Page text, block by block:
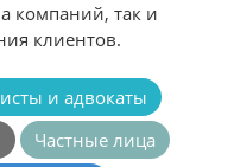
компаний, так и
клиентов.
и адвокаты
Частные лица